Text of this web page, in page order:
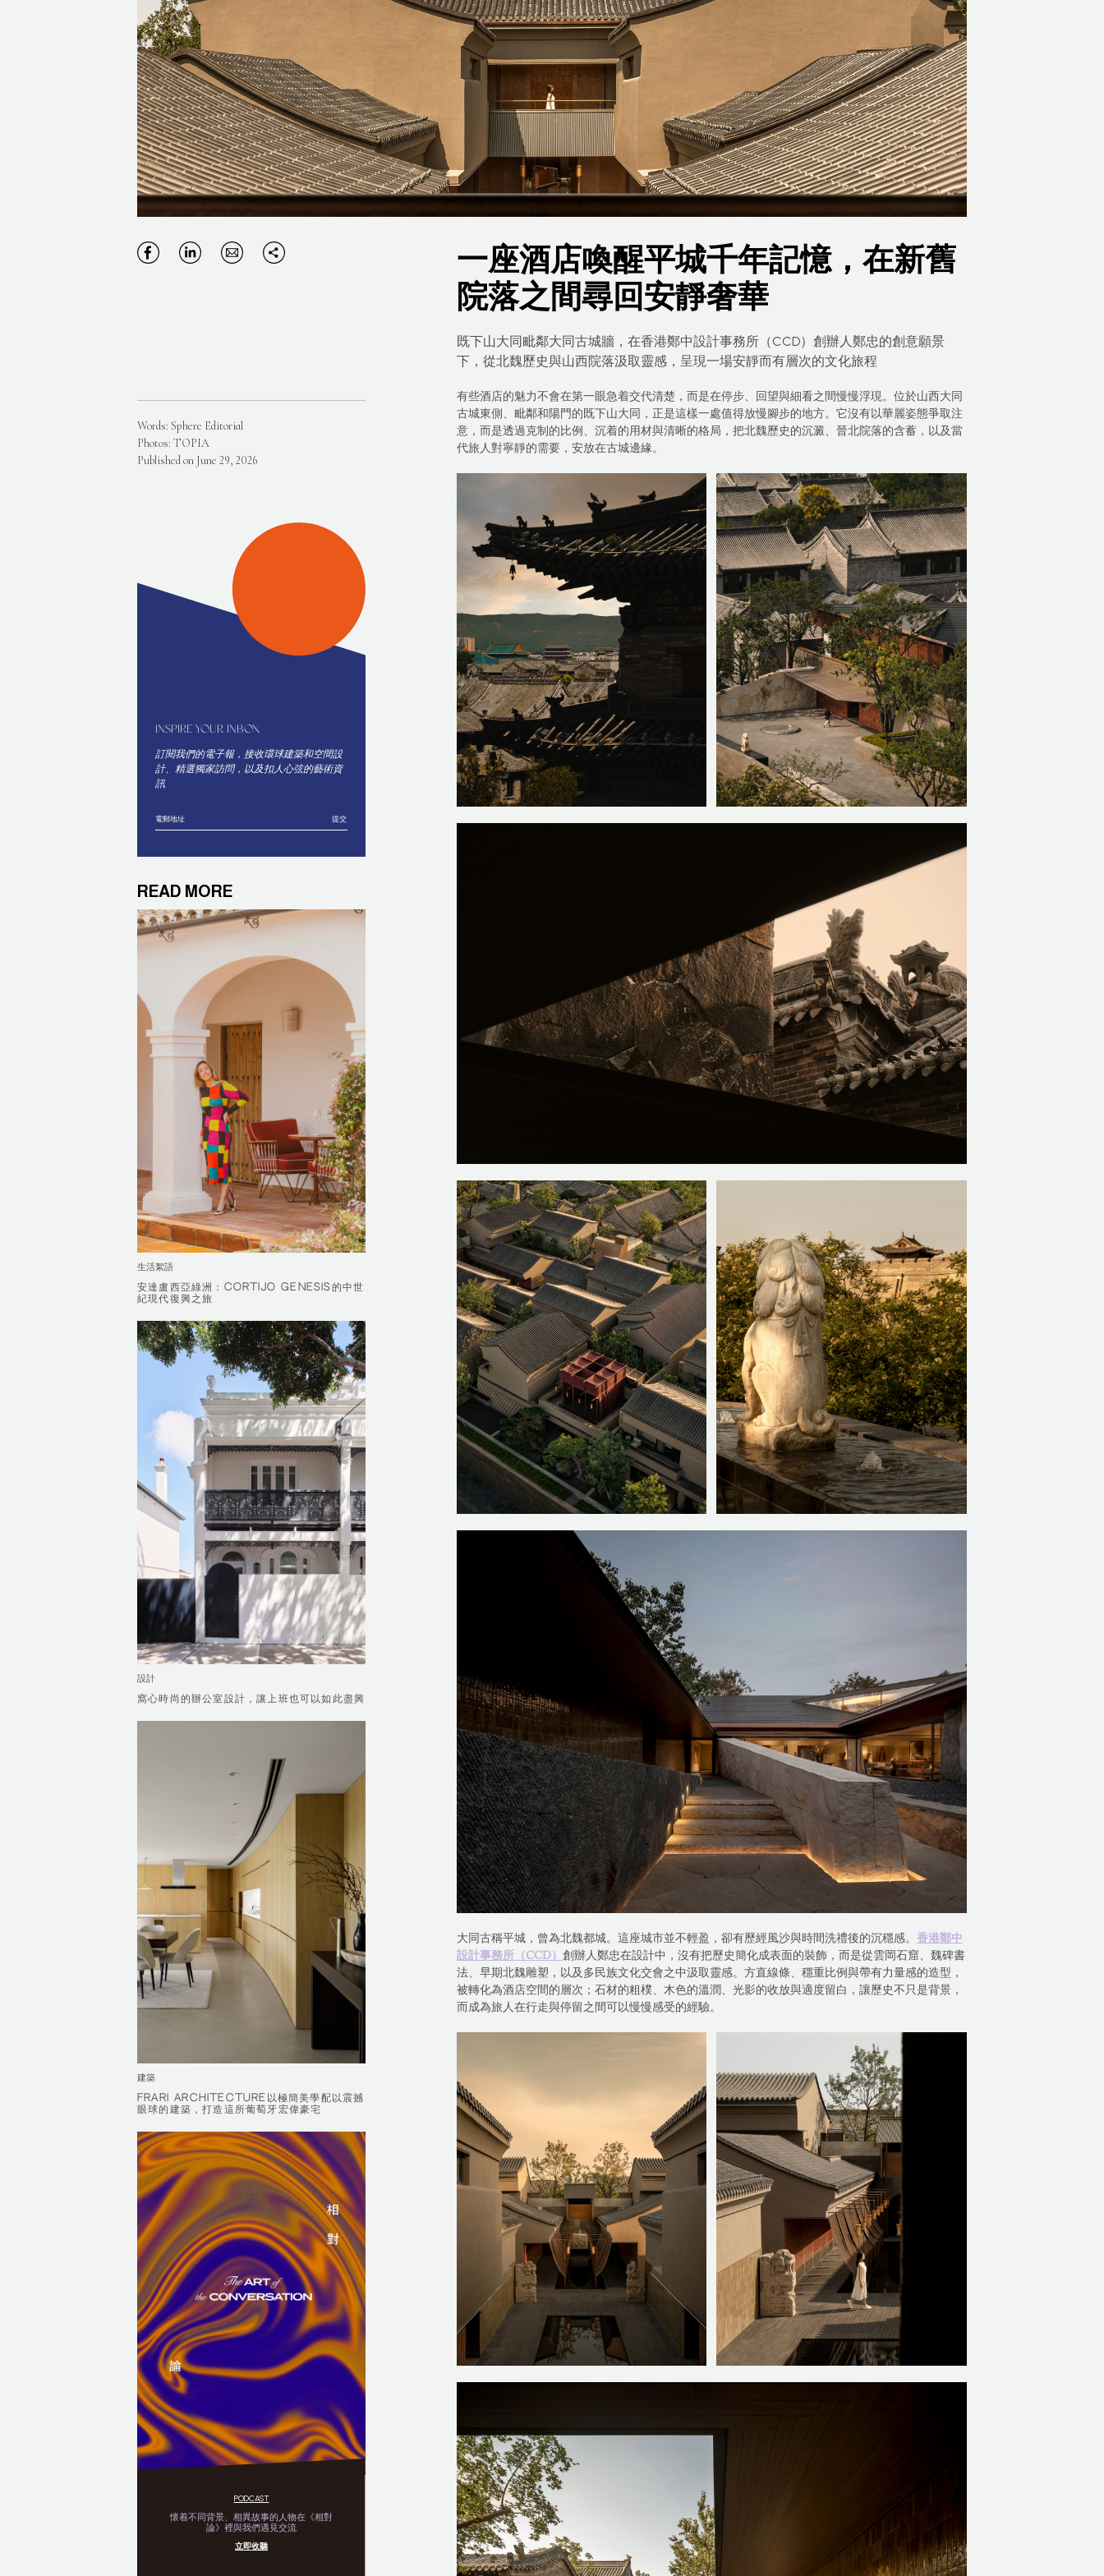
Words: Sphere Editorial
Photos: TOPIA
Published on June 29, 2026
INSPIRE YOUR INBOX
訂閱我們的電子報，接收環球建築和空間設
計、精選獨家訪問，以及扣人心弦的藝術資
訊
提交
READ MORE
生活絮語
安達盧西亞綠洲：CORTIJO GENESIS的中世
紀現代復興之旅
安達盧西亞綠洲：CORTIJO GENESIS的中世
紀現代復興之旅
設計
窩心時尚的辦公室設計，讓上班也可以如此盡興
窩心時尚的辦公室設計，讓上班也可以如此盡興
建築
FRARI ARCHITECTURE以極簡美學配以震撼
眼球的建築，打造這所葡萄牙宏偉豪宅
FRARI ARCHITECTURE以極簡美學配以震撼
眼球的建築，打造這所葡萄牙宏偉豪宅
PODCAST
懷着不同背景、相異故事的人物在《相對
論》裡與我們遇見交流
立即收聽
一座酒店喚醒平城千年記憶，在新舊
院落之間尋回安靜奢華
既下山大同毗鄰大同古城牆，在香港鄭中設計事務所（CCD）創辦人鄭忠的創意願景
下，從北魏歷史與山西院落汲取靈感，呈現一場安靜而有層次的文化旅程
有些酒店的魅力不會在第一眼急着交代清楚，而是在停步、回望與細看之間慢慢浮現。位於山西大同
古城東側、毗鄰和陽門的既下山大同，正是這樣一處值得放慢腳步的地方。它沒有以華麗姿態爭取注
意，而是透過克制的比例、沉着的用材與清晰的格局，把北魏歷史的沉澱、晉北院落的含蓄，以及當
代旅人對寧靜的需要，安放在古城邊緣。
大同古稱平城，曾為北魏都城。這座城市並不輕盈，卻有歷經風沙與時間洗禮後的沉穩感。 香港鄭中
設計事務所（CCD） 創辦人鄭忠在設計中，沒有把歷史簡化成表面的裝飾，而是從雲岡石窟、魏碑書
法、早期北魏雕塑，以及多民族文化交會之中汲取靈感。方直線條、穩重比例與帶有力量感的造型，
被轉化為酒店空間的層次；石材的粗樸、木色的溫潤、光影的收放與適度留白，讓歷史不只是背景，
而成為旅人在行走與停留之間可以慢慢感受的經驗。